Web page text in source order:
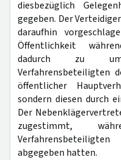
diesbezüglich
gegeben. Der
daraufhin
Öffentlichkeit
dadurch zu
Verfahrensbeteiligten
öffentlicher
sondern diesen durch
Der
zugestimmt,
abgegeben hatten.